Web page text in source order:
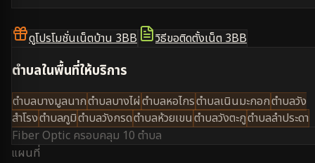
ดูโปรโมชั่นเน็ตบ้าน 3BB วิธีขอติดตั้งเน็ต 3BB
ตำบลในพื้นที่ให้บริการ
ตำบลบางมูลนากตำบลบางไผ่ตำบลหอไกรตำบลเนินมะกอกตำบลวัง
สำโรงตำบลภูมิตำบลวังกรดตำบลห้วยเขนตำบลวังตะกูตำบลลำประดา
Fiber Optic ครอบคลุม 10 ตำบล
แผนที่